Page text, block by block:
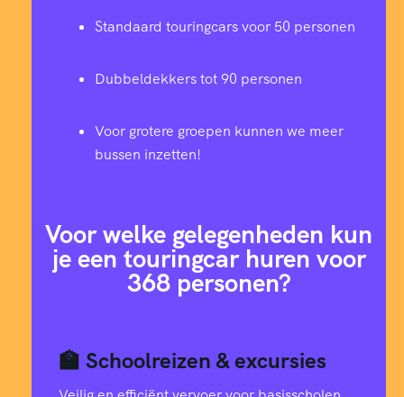
Standaard touringcars voor 50 personen
Dubbeldekkers tot 90 personen
Voor grotere groepen kunnen we meer
bussen inzetten!
Voor welke gelegenheden kun
je een touringcar huren voor
368 personen?
🏫 Schoolreizen & excursies